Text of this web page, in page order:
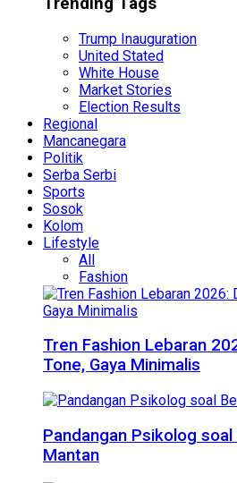
Trump Inauguration
United Stated
White House
Market Stories
Election Results
Regional
Mancanegara
Politik
Serba Serbi
Sports
Sosok
Kolom
Lifestyle
All
Fashion
Tren Fashion Lebaran
Tone, Gaya Minimalis
Pandangan Psikolog
Mantan